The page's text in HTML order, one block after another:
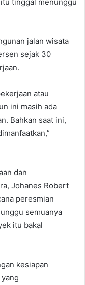
jalan wisata
sejak 30
atau
ini masih ada
Bahkan saat ini,
dan
Johanes Robert
peresmian
semuanya
itu bakal
kesiapan